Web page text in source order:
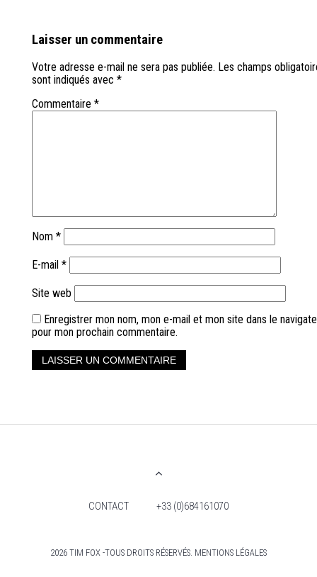
Laisser un commentaire
Votre adresse e-mail ne sera pas publiée. Les champs
sont indiqués avec *
Commentaire *
Nom *
E-mail *
Site web
Enregistrer mon nom, mon e-mail et mon site dans le
pour mon prochain commentaire.
CONTACT +33 (0)684161070
2026 TIM FOX -TOUS DROITS RÉSERVÉS. MENTIONS LÉGALES